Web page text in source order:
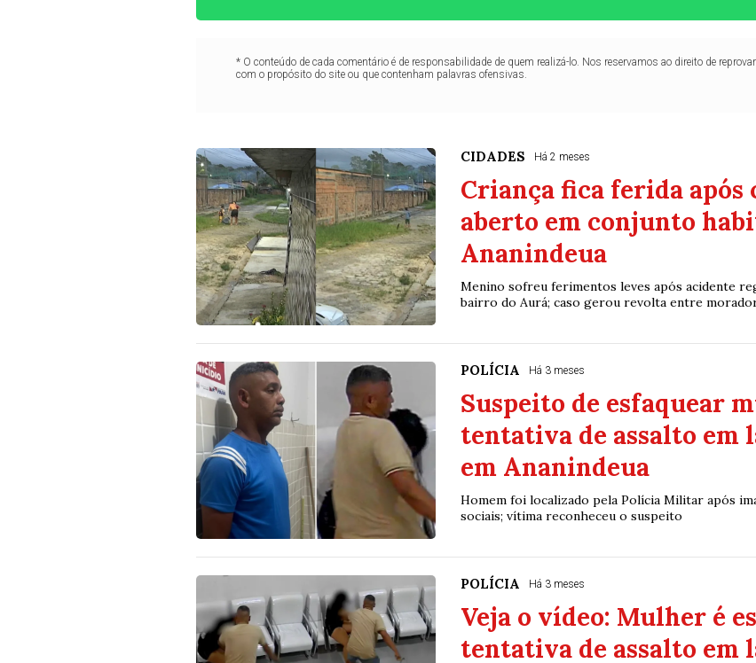
* O conteúdo de cada comentário é de responsabilidade de quem realizá-lo. Nos reservamos ao direito de
com o propósito do site ou que contenham palavras ofensivas.
CIDADES Há 2 meses
Criança fica ferida após
aberto em conjunto
Ananindeua
Menino sofreu ferimentos leves após acidente
bairro do Aurá; caso gerou revolta entre
POLÍCIA Há 3 meses
Suspeito de esfaquear
tentativa de assalto em
em Ananindeua
Homem foi localizado pela Polícia Militar após
sociais; vítima reconheceu o suspeito
POLÍCIA Há 3 meses
Veja o vídeo: Mulher é
tentativa de assalto em